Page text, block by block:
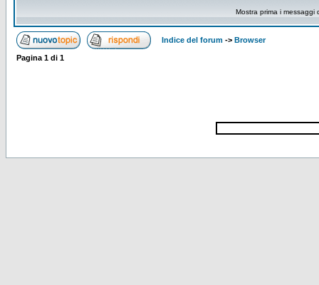
Mostra prima i messaggi
Indice del forum -> Browser
Pagina 1 di 1